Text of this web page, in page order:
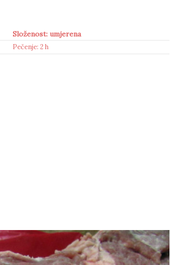
Složenost: umjerena
Pečenje: 2 h